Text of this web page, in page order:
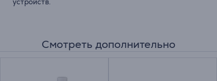
Смотреть дополнительно